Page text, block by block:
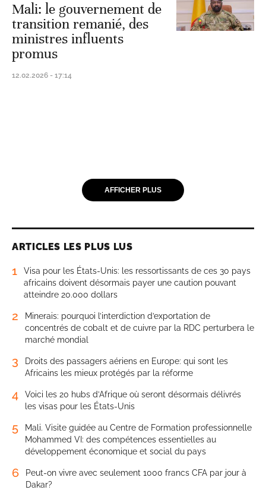
Mali: le gouvernement de
transition remanié, des
ministres influents
promus
12.02.2026 - 17:14
AFFICHER PLUS
ARTICLES LES PLUS LUS
1
Visa pour les États-Unis: les ressortissants de ces 30 pays
africains doivent désormais payer une caution pouvant
atteindre 20.000 dollars
2
Minerais: pourquoi l’interdiction d’exportation de
concentrés de cobalt et de cuivre par la RDC perturbera le
marché mondial
3
Droits des passagers aériens en Europe: qui sont les
Africains les mieux protégés par la réforme
4
Voici les 20 hubs d’Afrique où seront désormais délivrés
les visas pour les États-Unis
5
Mali. Visite guidée au Centre de Formation professionnelle
Mohammed VI: des compétences essentielles au
développement économique et social du pays
6
Peut-on vivre avec seulement 1000 francs CFA par jour à
Dakar?